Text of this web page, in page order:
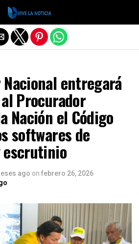
entregará
Procurador
Nación el Código
softwares de
escrutinio
ago on febrero 26, 2026
de la versión móvil